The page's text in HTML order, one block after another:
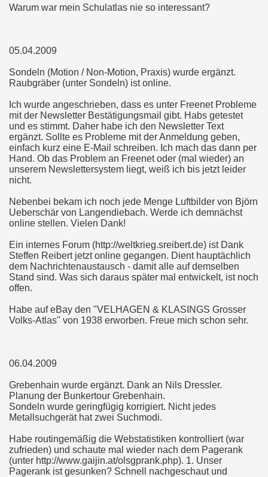
Warum war mein Schulatlas nie so interessant?
05.04.2009
Sondeln (Motion / Non-Motion, Praxis) wurde ergänzt.
Raubgräber (unter Sondeln) ist online.
Ich wurde angeschrieben, dass es unter Freenet Probleme
mit der Newsletter Bestätigungsmail gibt. Habs getestet
und es stimmt. Daher habe ich den Newsletter Text
ergänzt. Sollte es Probleme mit der Anmeldung geben,
einfach kurz eine E-Mail schreiben. Ich mach das dann per
Hand. Ob das Problem an Freenet oder (mal wieder) an
unserem Newslettersystem liegt, weiß ich bis jetzt leider
nicht.
Nebenbei bekam ich noch jede Menge Luftbilder von Björn
Ueberschär von Langendiebach. Werde ich demnächst
online stellen. Vielen Dank!
Ein internes Forum (http://weltkrieg.sreibert.de) ist Dank
Steffen Reibert jetzt online gegangen. Dient hauptächlich
dem Nachrichtenaustausch - damit alle auf demselben
Stand sind. Was sich daraus später mal entwickelt, ist noch
offen.
Habe auf eBay den "VELHAGEN & KLASINGS Grosser
Volks-Atlas" von 1938 erworben. Freue mich schon sehr.
06.04.2009
Grebenhain wurde ergänzt. Dank an Nils Dressler.
Planung der Bunkertour Grebenhain.
Sondeln wurde geringfügig korrigiert. Nicht jedes
Metallsuchgerät hat zwei Suchmodi.
Habe routingemäßig die Webstatistiken kontrolliert (war
zufrieden) und schaute mal wieder nach dem Pagerank
(unter http://www.gaijin.at/olsgprank.php). 1. Unser
Pagerank ist gesunken? Schnell nachgeschaut und